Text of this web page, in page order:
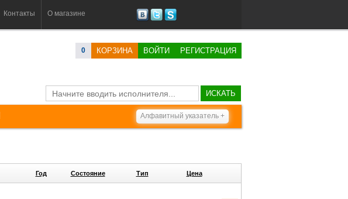
Контакты О магазине
0 КОРЗИНА ВОЙТИ РЕГИСТРАЦИЯ
ИСКАТЬ
Алфавитный указатель +
Год Состояние Тип Цена